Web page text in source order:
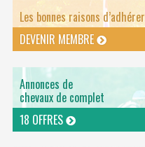
Les bonnes raisons d’adhérer
DEVENIR MEMBRE
Annonces de
chevaux de complet
18 OFFRES